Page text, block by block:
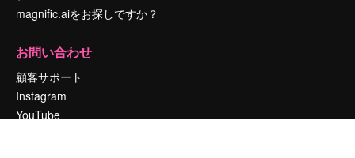
magnific.aiをお探しですか？
お問い合わせ
顧客サポート
Instagram
YouTube